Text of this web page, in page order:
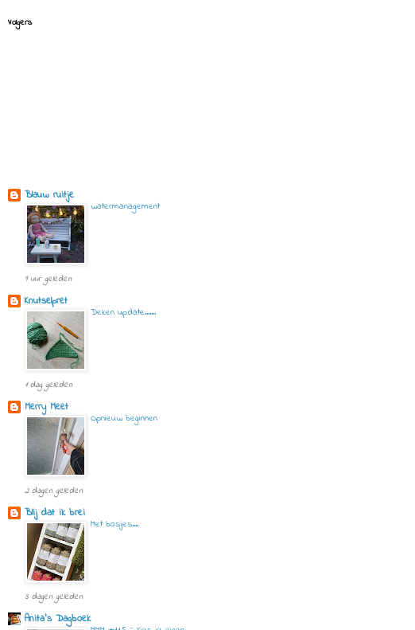
Volgers
Blauw ruitje
watermanagement
9 uur geleden
Knutselpret
Deken update.......
1 dag geleden
Merry Meet
Opnieuw beginnen
2 dagen geleden
Blij dat ik brei
Met bosjes....
3 dagen geleden
Anita's Dagboek